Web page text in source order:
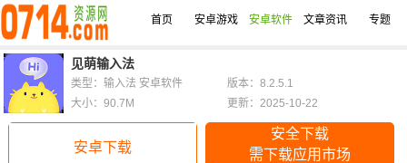
首页 安卓游戏 安卓软件 文章资讯 专题
见萌输入法
安卓下载
安全下载
需下载应用市场
类型：输入法 安卓软件
版本：8.2.5.1
大小：90.7M
更新：2025-10-22